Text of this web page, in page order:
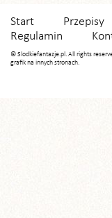
Start Przepisy
Regulamin
© Slodkiefantazje.pl. All rights
grafik na innych stronach.